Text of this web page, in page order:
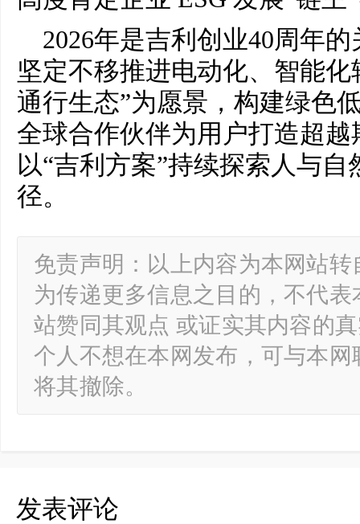
2026年是吉利创业40周年
坚定不移推进电动化、智能
通行生态”为愿景，构建绿色
全球合作伙伴为用户打造超
以“吉利方案”持续探索人与
径。
免责声明：以上内容为本网站
为传递更多信息之目的，不代
站赞同其观点 或证实其内容的
个人不想在本网发布，可与本
将其撤除。
发表评论